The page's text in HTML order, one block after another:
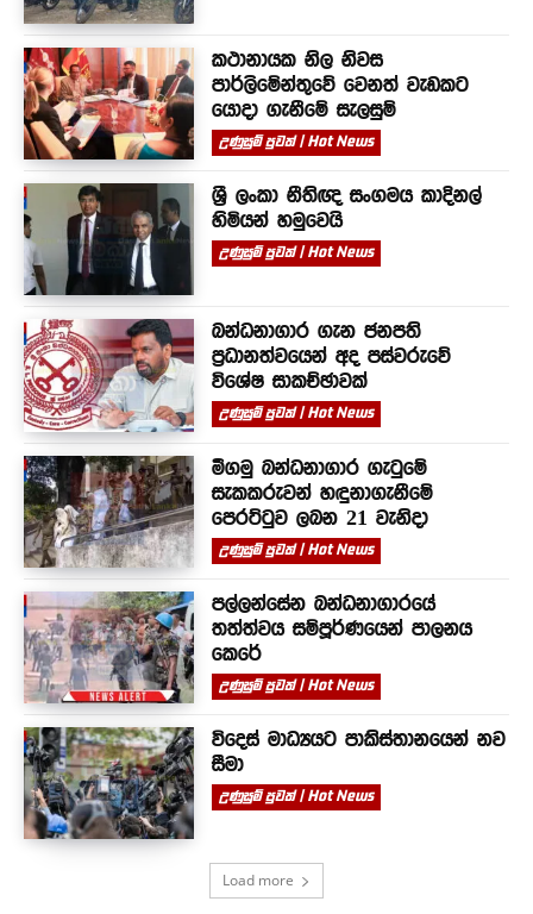
කථානායක නිල නිවස
පාර්ලිමේන්තුවේ වෙනත් වැඩකට
යොදා ගැනීමේ සැලසුම්
උණුසුම් පුවත් | Hot News
ශ්‍රී ලංකා නීතිඥ සංගමය කාදිනල්
හිමියන් හමුවෙයි
උණුසුම් පුවත් | Hot News
බන්ධනාගාර ගැන ජනපති
ප්‍රධානත්වයෙන් අද පස්වරුවේ
විශේෂ සාකච්ඡාවක්
උණුසුම් පුවත් | Hot News
මීගමු බන්ධනාගාර ගැටුමේ
සැකකරුවන් හඳුනාගැනීමේ
පෙරට්ටුව ලබන 21 වැනිදා
උණුසුම් පුවත් | Hot News
පල්ලන්සේන බන්ධනාගාරයේ
තත්ත්වය සම්පූර්ණයෙන් පාලනය
කෙරේ
උණුසුම් පුවත් | Hot News
විදෙස් මාධ්‍යයට පාකිස්තානයෙන් නව
සීමා
උණුසුම් පුවත් | Hot News
Load more